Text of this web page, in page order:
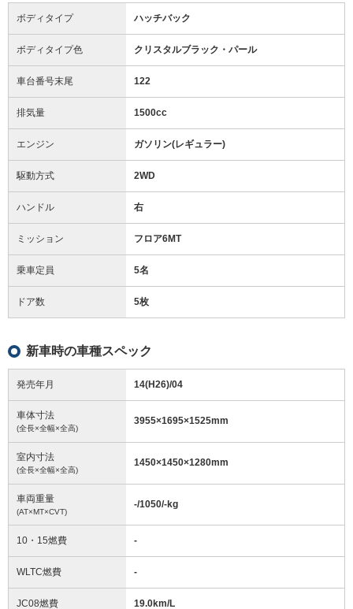
ボディタイプ ハッチバック
ボディタイプ色 クリスタルブラック・パール
車台番号末尾 122
排気量 1500cc
エンジン ガソリン(レギュラー)
駆動方式 2WD
ハンドル 右
ミッション フロア6MT
乗車定員 5名
ドア数 5枚
新車時の車種スペック
発売年月 14(H26)/04
車体寸法
(全長×全幅×全高)
3955×1695×1525mm
室内寸法
(全長×全幅×全高)
1450×1450×1280mm
車両重量
(AT×MT×CVT)
-/1050/-kg
10・15燃費 -
WLTC燃費 -
JC08燃費 19.0km/L